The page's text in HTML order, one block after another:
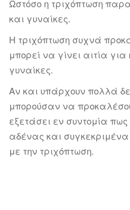
Ωστόσο η τριχόπτωση
και γυναίκες.
Η τριχόπτωση συχνά
μπορεί να γίνει αιτία
γυναίκες.
Αν και υπάρχουν πολλά
μπορούσαν να
εξετάσει εν συντομία πως
αδένας και συγκεκριμένα
με την τριχόπτωση.